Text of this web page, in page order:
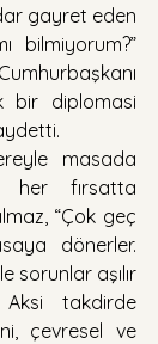
gayret eden
bilmiyorum?”
bir diplomasi
masada
her fırsatta
“Çok geç
dönerler.
sorunlar aşılır
takdirde
çevresel ve